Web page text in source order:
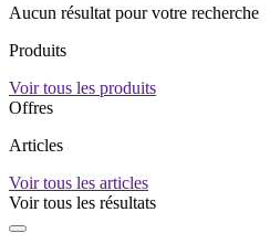
Aucun résultat pour votre recherche
Produits
Voir tous les produits
Offres
Articles
Voir tous les articles
Voir tous les résultats